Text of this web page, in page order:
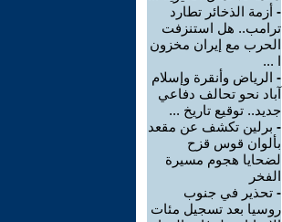
- أزمة الذخائر تطارد
ترامب.. هل استنزفت
الحرب مع إيران مخزون
ا ...
- الرياض وأنقرة وإسلام
آباد نحو تحالف دفاعي
جديد.. توقيع تاريخ ...
- برلين تكشف عن مقعد
بألوان قوس قزح
لضحايا هجوم مسيرة
الفخر
- تحذير في جنوب
روسيا بعد تسجيل مئات